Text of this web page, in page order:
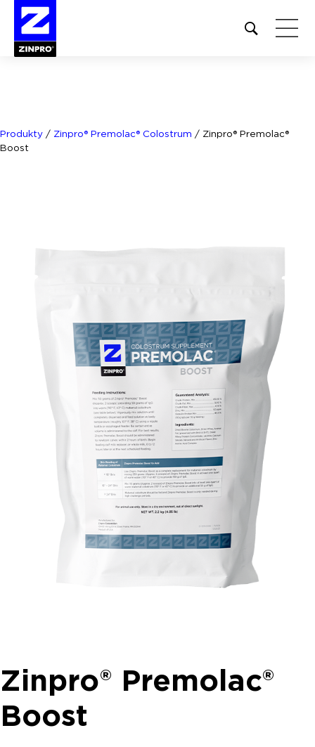
Open
site
Produkty / Zinpro® Premolac® Colostrum / Zinpro® Premolac®
Boost
Zinpro® Premolac®
Boost